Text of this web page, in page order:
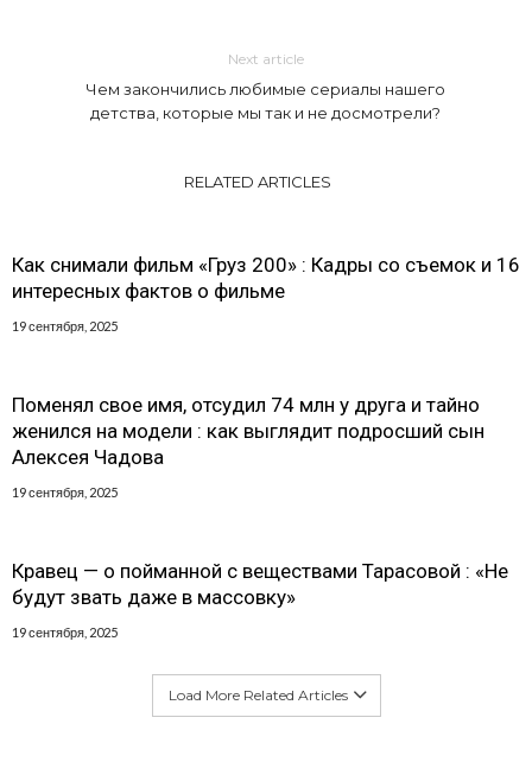
Next article
Чем закончились любимые сериалы нашего
детства, которые мы так и не досмотрели?
RELATED ARTICLES
Как снимали фильм «Груз 200» : Кадры со съемок и 16
интересных фактов о фильме
19 сентября, 2025
Поменял свое имя, отсудил 74 млн у друга и тайно
женился на модели : как выглядит подросший сын
Алексея Чадова
19 сентября, 2025
Кравец — о пойманной с веществами Тарасовой : «Не
будут звать даже в массовку»
19 сентября, 2025
Load More Related Articles